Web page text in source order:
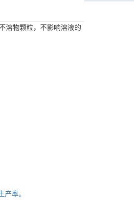
溶物颗粒，不影响溶液的
率。